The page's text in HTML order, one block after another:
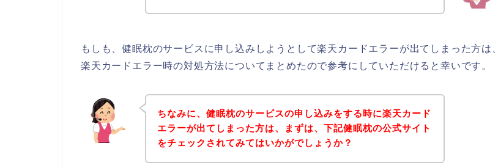
もしも、健眠枕のサービスに申し込みしようとして楽天カードエラーが出てしまった方は、
楽天カードエラー時の対処方法についてまとめたので参考にしていただけると幸いです。
ちなみに、健眠枕のサービスの申し込みをする時に楽天カード
エラーが出てしまった方は、まずは、下記健眠枕の公式サイト
をチェックされてみてはいかがでしょうか？